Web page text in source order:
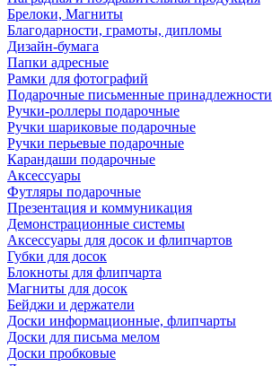
Брелоки, Магниты
Благодарности, грамоты, дипломы
Дизайн-бумага
Папки адресные
Рамки для фотографий
Подарочные письменные принадлежности
Ручки-роллеры подарочные
Ручки шариковые подарочные
Ручки перьевые подарочные
Карандаши подарочные
Аксессуары
Футляры подарочные
Презентация и коммуникация
Демонстрационные системы
Аксессуары для досок и флипчартов
Губки для досок
Блокноты для флипчарта
Магниты для досок
Бейджи и держатели
Доски информационные, флипчарты
Доски для письма мелом
Доски пробковые